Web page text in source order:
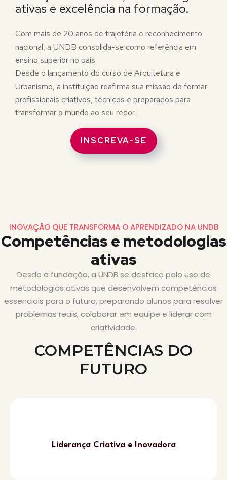
ativas e excelência na formação.
Com mais de 20 anos de trajetória e reconhecimento
nacional, a UNDB consolida-se como referência em
ensino superior no país.
Desde o lançamento do curso de Arquitetura e
Urbanismo, a instituição reafirma sua missão de formar
profissionais criativos, técnicos e preparados para
transformar o mundo ao seu redor.
INSCREVA-SE
INOVAÇÃO QUE TRANSFORMA O APRENDIZADO NA UNDB
Competências e metodologias
ativas
Desde a fundação, a UNDB se destaca pelo uso de
metodologias ativas que desenvolvem competências
essenciais para o futuro, preparando alunos para resolver
problemas reais, colaborar em equipe e liderar com
criatividade.
COMPETÊNCIAS DO
FUTURO
Liderança Criativa e Inovadora